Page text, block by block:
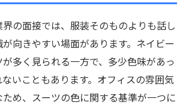
の面接では、服装そのものよりも話し
向きやすい場面があります。ネイビー
多く見られる一方で、多少色味があっ
いこともあります。オフィスの雰囲気
め、スーツの色に関する基準が一つに